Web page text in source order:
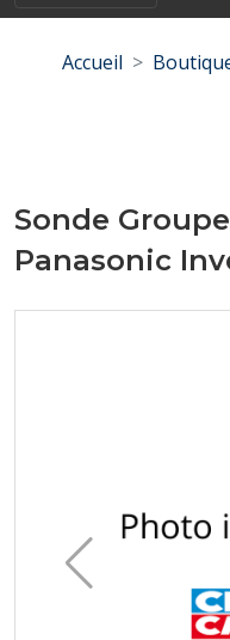
Accueil
Sonde
Panasonic